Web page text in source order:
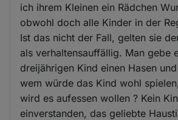
ich ihrem Kleinen ein Rädchen
obwohl doch alle Kinder in der
Ist das nicht der Fall, gelten sie
als verhaltensauffällig. Man gebe
dreijährigen Kind einen Hasen
wem würde das Kind wohl
wird es aufessen wollen ? Kein
einverstanden, das geliebte